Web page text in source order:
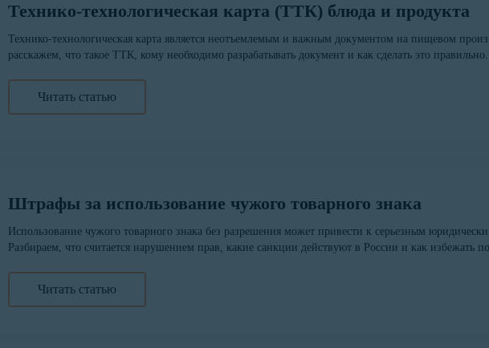
Технико-технологическая карта (ТТК) блюда и продукта
Технико-технологическая карта является неотъемлемым и важным документом на пищевом
расскажем, что такое ТТК, кому необходимо разрабатывать документ и как сделать это правильно.
Читать статью
Штрафы за использование чужого товарного знака
Использование чужого товарного знака без разрешения может привести к серьезным
Разбираем, что считается нарушением прав, какие санкции действуют в России и как избежать
Читать статью